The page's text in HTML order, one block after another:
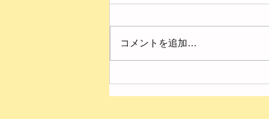
園】
コメントを追加…